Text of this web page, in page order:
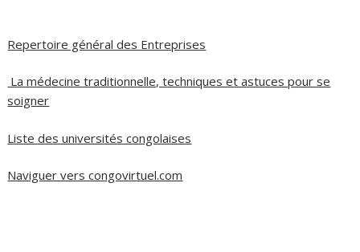
Repertoire général des Entreprises
La médecine traditionnelle, techniques et astuces pour se
soigner
Liste des universités congolaises
Naviguer vers congovirtuel.com